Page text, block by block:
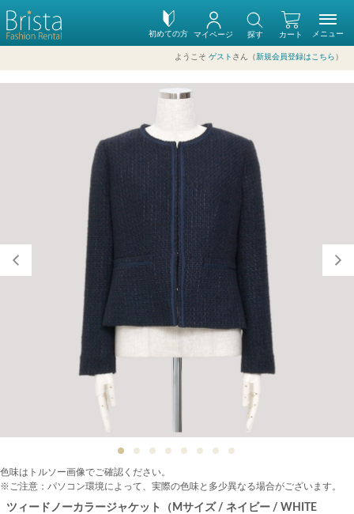
初めての方 カート
マイページ 探す
ようこそ ゲスト さん（新規会員登録はこちら ）
メニュー
色味はトルソー画像でご確認ください。
※ご注意：パソコン環境によって、実際の色味と多少異なる場合がございます。
ツィードノーカラージャケット（Mサイズ / ネイビー / WHITE